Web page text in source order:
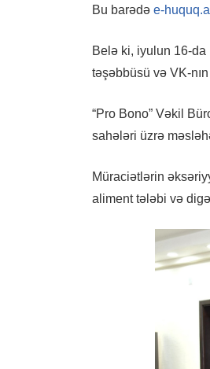
Bu barədə e-
Belə ki, iyulun 16-
təşəbbüsü və VK-
“Pro Bono” Vəkil
sahələri üzrə
Müraciətlərin
aliment tələbi və